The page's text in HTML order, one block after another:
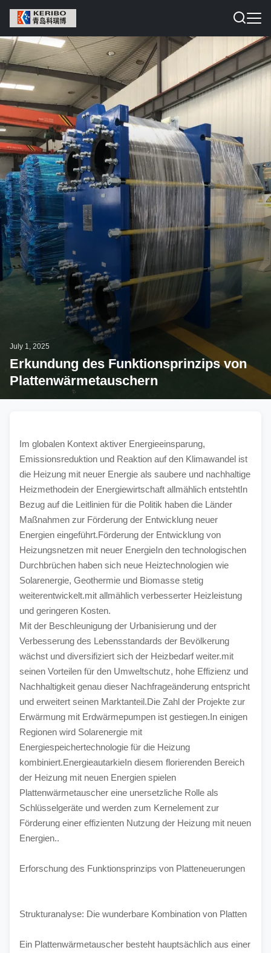
July 1, 2025
Erkundung des Funktionsprinzips von
Plattenwärmetauschern
Im globalen Kontext aktiver Energieeinsparung,
Emissionsreduktion und Reaktion auf den Klimawandel ist
die Heizung mit neuer Energie als saubere und nachhaltige
Heizmethodein der Energiewirtschaft allmählich entstehtIn
Bezug auf die Leitlinien für die Politik haben die Länder
Maßnahmen zur Förderung der Entwicklung neuer
Energien eingeführt.Förderung der Entwicklung von
Heizungsnetzen mit neuer EnergieIn den technologischen
Durchbrüchen haben sich neue Heiztechnologien wie
Solarenergie, Geothermie und Biomasse stetig
weiterentwickelt.mit allmählich verbesserter Heizleistung
und geringeren Kosten.
Mit der Beschleunigung der Urbanisierung und der
Verbesserung des Lebensstandards der Bevölkerung
wächst und diversifiziert sich der Heizbedarf weiter.mit
seinen Vorteilen für den Umweltschutz, hohe Effizienz und
Nachhaltigkeit genau dieser Nachfrageänderung entspricht
und erweitert seinen Marktanteil.Die Zahl der Projekte zur
Erwärmung mit Erdwärmepumpen ist gestiegen.In einigen
Regionen wird Solarenergie mit
Energiespeichertechnologie für die Heizung
kombiniert.EnergieautarkieIn diesem florierenden Bereich
der Heizung mit neuen Energien spielen
Plattenwärmetauscher eine unersetzliche Rolle als
Schlüsselgeräte und werden zum Kernelement zur
Förderung einer effizienten Nutzung der Heizung mit neuen
Energien..
Erforschung des Funktionsprinzips von Platteneuerungen
Strukturanalyse: Die wunderbare Kombination von Platten
Ein Plattenwärmetauscher besteht hauptsächlich aus einer